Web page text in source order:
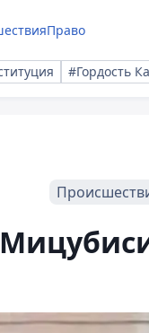
Право
#Гордость